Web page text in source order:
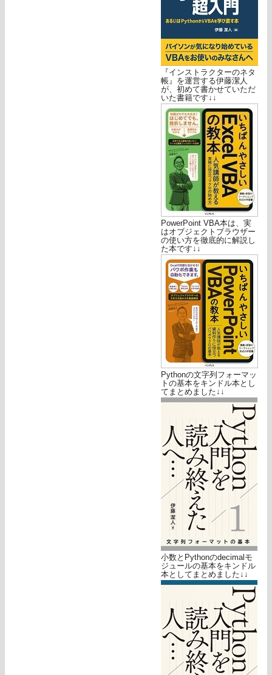
『インストラクターのネタ
帳』を運営する伊藤潔人
が、初めて書かせていただ
いた書籍です↓↓
PowerPoint VBA本は、実
はオブジェクトブラウザー
の使い方を徹底的に解説し
た本です↓↓
Pythonの文字列フォーマッ
トの基本をキンドル本とし
てまとめました↓↓
小数とPythonのdecimalモ
ジュールの基本をキンドル
本としてまとめました↓↓